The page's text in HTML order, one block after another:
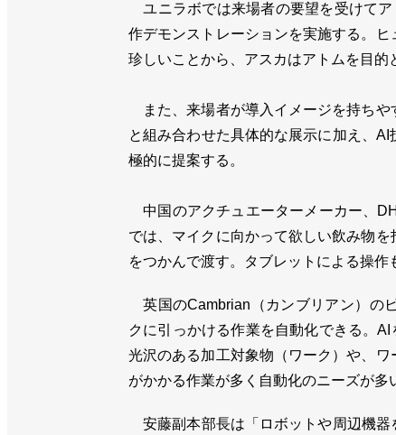
ユニラボでは来場者の要望を受けて
作デモンストレーションを実施する。
珍しいことから、アスカはアトムを目的
また、来場者が導入イメージを持ちや
と組み合わせた具体的な展示に加え、
極的に提案する。
中国のアクチュエーターメーカー、
では、マイクに向かって欲しい飲み物
をつかんで渡す。タブレットによる操作
英国のCambrian（カンブリアン）の
クに引っかける作業を自動化できる。
光沢のある加工対象物（ワーク）や、
がかかる作業が多く自動化のニーズが多
安藤副本部長は「ロボットや周辺機器